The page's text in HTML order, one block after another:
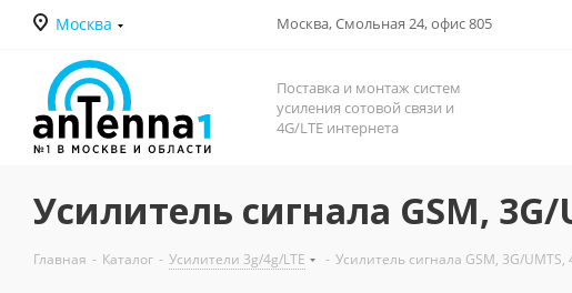
Москва Москва, Смольная 24, офис 805
Поставка и монтаж систем
усиления сотовой связи и
4G/LTE интернета
Усилитель сигнала GSM,
Главная - Каталог - Усилители 3g/4g/LTE - Усилитель сигнала GSM, 3G/UMTS,